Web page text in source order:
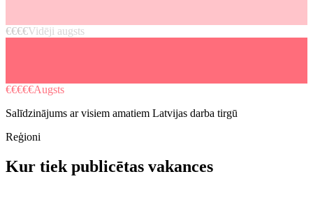
€€€€Vidēji augsts
€€€€€Augsts
Salīdzinājums ar visiem amatiem Latvijas darba tirgū
Reģioni
Kur tiek publicētas vakances